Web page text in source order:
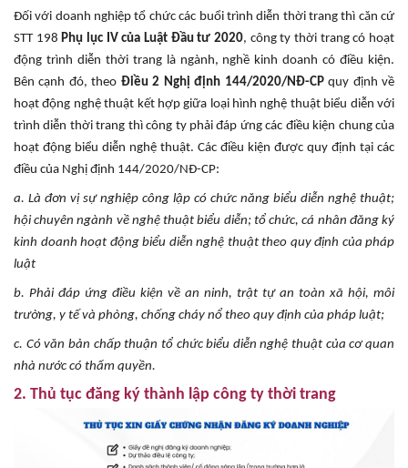
Đối với doanh nghiệp tổ chức các buổi trình diễn thời trang thì căn cứ
STT 198 Phụ lục IV của Luật Đầu tư 2020, công ty thời trang có hoạt
động trình diễn thời trang là ngành, nghề kinh doanh có điều kiện.
Bên cạnh đó, theo Điều 2 Nghị định 144/2020/NĐ-CPquy định về
hoạt động nghệ thuật kết hợp giữa loại hình nghệ thuật biểu diễn với
trình diễn thời trang thì công ty phải đáp ứng các điều kiện chung của
hoạt động biểu diễn nghệ thuật. Các điều kiện được quy định tại các
điều của Nghị định 144/2020/NĐ-CP:
a. Là đơn vị sự nghiệp công lập có chức năng biểu diễn nghệ thuật;
hội chuyên ngành về nghệ thuật biểu diễn; tổ chức, cá nhân đăng ký
kinh doanh hoạt động biểu diễn nghệ thuật theo quy định của pháp
luật
b. Phải đáp ứng điều kiện về an ninh, trật tự an toàn xã hội, môi
trường, y tế và phòng, chống cháy nổ theo quy định của pháp luật;
c. Có văn bản chấp thuận tổ chức biểu diễn nghệ thuật của cơ quan
nhà nước có thẩm quyền.
2. Thủ tục đăng ký thành lập công ty thời trang